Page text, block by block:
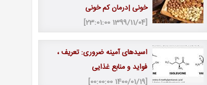
خونی |درمان کم خونی
[1399/11/04 23:01:00]
اسیدهای آمینه ضروری: تعریف ،
فواید و منابع غذایی
[1400/01/19 00:00:00]